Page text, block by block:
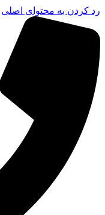
رد کردن به محتوای اصلی